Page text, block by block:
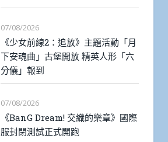
07/08/2026
《少女前線2：追放》主題活動「月
下安魂曲」古堡開放 精英人形「六
分儀」報到
07/08/2026
《BanG Dream! 交織的樂章》國際
服封閉測試正式開跑